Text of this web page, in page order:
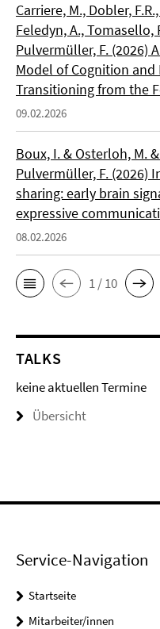
Carriere, M., Dobler,
Feledyn, A., Tomasello,
Pulvermüller, F. (2026)
Model of Cognition and
Transitioning from the
09.02.2026
Boux, I. & Osterloh, M.
Pulvermüller, F. (2026)
sharing: early brain
expressive
08.02.2026
1 / 10
TALKS
keine aktuellen Termine
Übersicht
Service-Navigation
Startseite
Mitarbeiter/innen